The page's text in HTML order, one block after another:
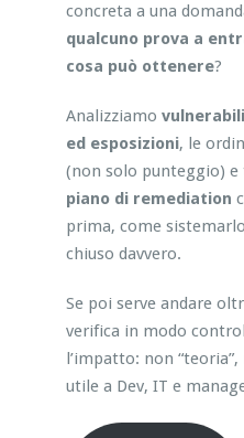
concreta a una
qualcuno prova a
cosa può ottenere?
Analizziamo
ed esposizioni, le
(non solo punteggio)
piano di remediation
prima, come
chiuso davvero.
Se poi serve andare
verifica in modo
l’impatto: non “teoria”,
utile a Dev, IT e